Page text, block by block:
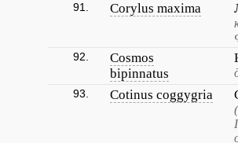
91. Corylus maxima
92.
Cosmos
bipinnatus
93. Cotinus coggygria